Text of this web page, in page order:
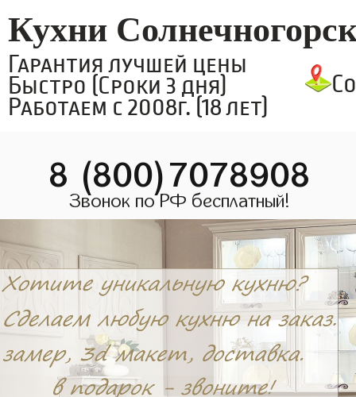
Кухни
Гарантия лучшей цены
Быстро (Сроки 3 дня)
Работаем с 2008г. (18 лет)
8 (800)7078908
Звонок по РФ бесплатный!